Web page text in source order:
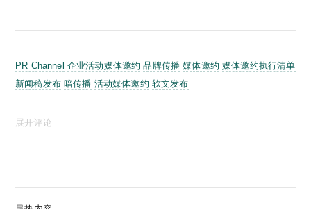
PR Channel 企业活动媒体邀约 品牌传播 媒体邀约 媒体邀约执行清单
新闻稿发布 暗传播 活动媒体邀约 软文发布
展开评论